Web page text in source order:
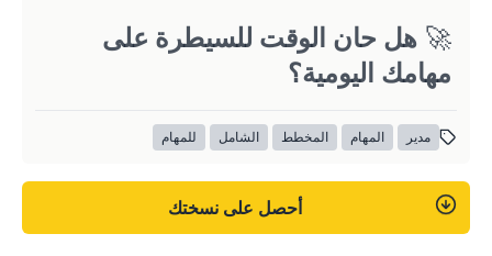
🚀 هل حان الوقت للسيطرة على
مهامك اليومية؟
مدير المهام المخطط الشامل للمهام
أحصل على نسختك